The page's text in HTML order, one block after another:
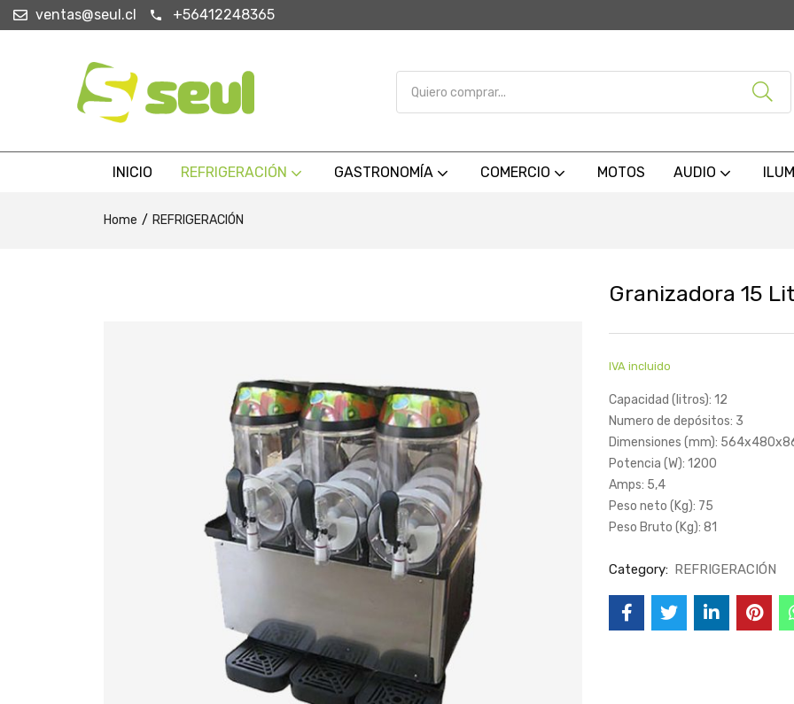
ventas@seul.cl +56412248365
INICIO REFRIGERACIÓN GASTRONOMÍA COMERCIO MOTOS AUDIO
Home REFRIGERACIÓN
Granizadora 15
IVA incluido
Capacidad (litros): 12
Numero de depósitos: 3
Dimensiones (mm):
Potencia (W): 1200
Amps: 5,4
Peso neto (Kg): 75
Peso Bruto (Kg): 81
Category: REFRIGERACIÓN